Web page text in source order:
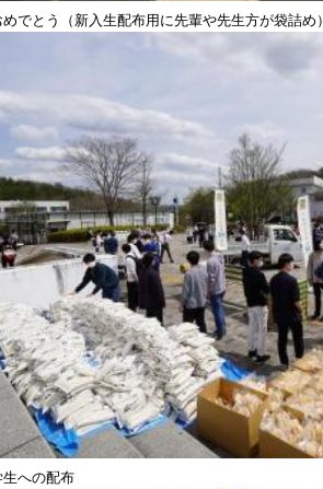
でとう（新入生配布用に先輩や先生方が袋詰め）
への配布